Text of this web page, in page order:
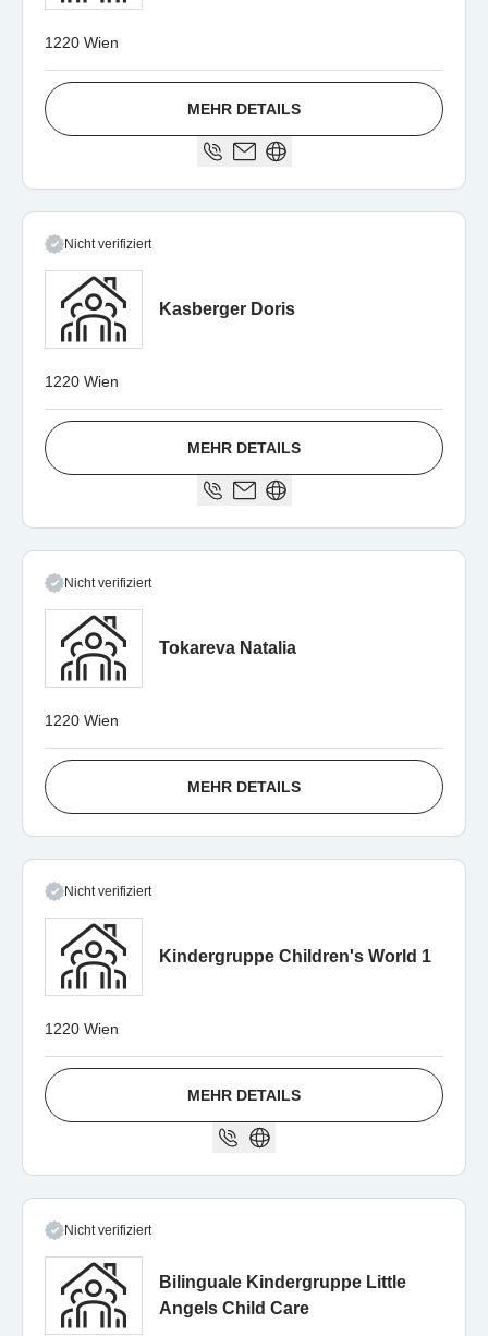
1220 Wien
MEHR DETAILS
Nicht verifiziert
Kasberger Doris
1220 Wien
MEHR DETAILS
Nicht verifiziert
Tokareva Natalia
1220 Wien
MEHR DETAILS
Nicht verifiziert
Kindergruppe Children's World 1
1220 Wien
MEHR DETAILS
Nicht verifiziert
Bilinguale Kindergruppe Little
Angels Child Care